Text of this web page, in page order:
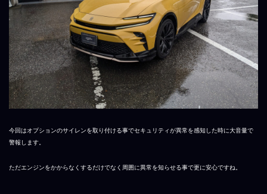
今回はオプションのサイレンを取り付ける事でセキュリティが異常を感知した時に大音量で
警報します。
ただエンジンをかからなくするだけでなく周囲に異常を知らせる事で更に安心ですね。